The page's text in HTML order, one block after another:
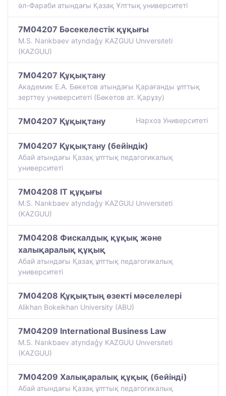
әл-Фараби атындағы Қазақ Ұлттық университеті
7M04207 Бәсекелестік құқығы
M.S. Narıkbaev atyndaģy KAZGUU Unıversıteti
(KAZGUU)
7M04207 Құқықтану
Академик Е.А. Бөкетов атындағы Қарағанды ұлттық
зерттеу университеті (Бөкетов ат. Қарұзу)
7M04207 Құқықтану Нархоз Университеті
7M04207 Құқықтану (бейіндік)
Абай атындағы Қазақ ұлттық педагогикалық
университеті
7M04208 IT құқығы
M.S. Narıkbaev atyndaģy KAZGUU Unıversıteti
(KAZGUU)
7M04208 Фискалдық құқық және
халықаралық құқық
Абай атындағы Қазақ ұлттық педагогикалық
университеті
7M04208 Құқықтың өзекті мәселелері
Alikhan Bokeikhan University (ABU)
7M04209 International Business Law
M.S. Narıkbaev atyndaģy KAZGUU Unıversıteti
(KAZGUU)
7M04209 Халықаралық құқық (бейінді)
Абай атындағы Қазақ ұлттық педагогикалық